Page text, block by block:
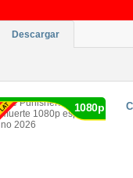
Descargar
1080p